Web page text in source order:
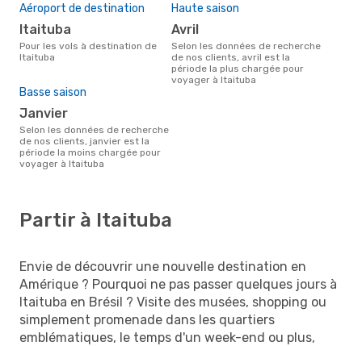
Aéroport de destination
Itaituba
Pour les vols à destination de
Itaituba
Haute saison
avril
Selon les données de recherche
de nos clients, avril est la
période la plus chargée pour
voyager à Itaituba
Basse saison
janvier
Selon les données de recherche
de nos clients, janvier est la
période la moins chargée pour
voyager à Itaituba
Partir à Itaituba
Envie de découvrir une nouvelle destination en
Amérique ? Pourquoi ne pas passer quelques jours à
Itaituba en Brésil ? Visite des musées, shopping ou
simplement promenade dans les quartiers
emblématiques, le temps d'un week-end ou plus,